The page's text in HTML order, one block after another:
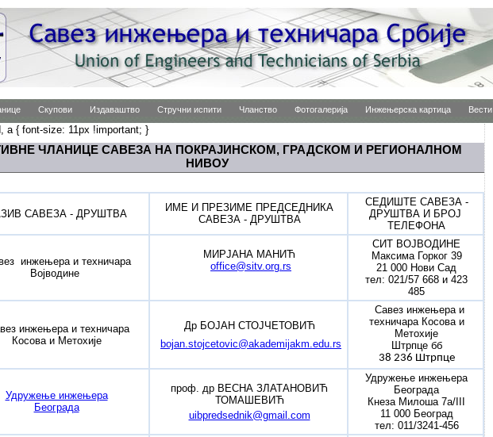
Скупови Издаваштво Стручни испити Чланство Фотогалерија Инжењерска картица Вести
a { font-size: 11px !important; }
ЧЛАНИЦЕ САВЕЗА НА ПОКРАЈИНСКОМ, ГРАДСКОМ И РЕГИОНАЛНОМ
НИВОУ
САВЕЗА - ДРУШТВА
ИМЕ И ПРЕЗИМЕ ПРЕДСЕДНИКА
САВЕЗА - ДРУШТВА
СЕДИШТЕ САВЕЗА -
ДРУШТВА И БРОЈ
ТЕЛЕФОНА
инжењера и техничара
Војводине
МИРЈАНА МАНИЋ
office@sitv.org.rs
СИТ ВОЈВОДИНЕ
Максима Горког 39
21 000 Нови Сад
тел: 021/57 668 и 423
485
инжењера и техничара
Косова и Метохије
Др БОЈАН СТОЈЧЕТОВИЋ
bojan.stojcetovic@akademijakm.edu.rs
Савез инжењера и
техничара Косова и
Метохије
Штрпце бб
38 236 Штрпце
Удружење инжењера
Београда
проф. др ВEСНА ЗЛАТАНОВИЋ
ТОМАШЕВИЋ
uibpredsednik@gmail.com
Удружење инжењера
Београда
Кнеза Милоша 7а/III
11 000 Београд
тел: 011/3241-456